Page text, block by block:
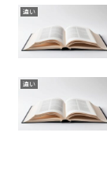
違い
違い